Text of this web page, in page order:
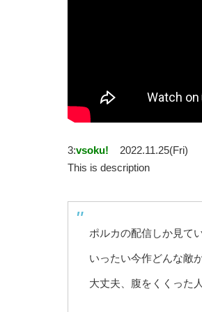
3:vsoku!
2022.11.25(Fri)
This is description
ポルカの配信しか見て
いったい今作どんな敵
大丈夫、腹をくくった